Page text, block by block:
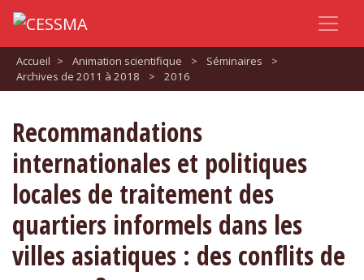
Accueil > Animation scientifique > Séminaires
>
Archives de 2011 à 2018
> 2016
Recommandations
internationales et politiques
locales de traitement des
quartiers informels dans les
villes asiatiques : des conflits de